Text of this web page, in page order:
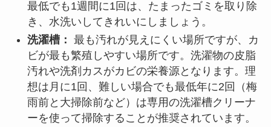
最低でも1週間に1回は、たまったゴミを取り除
き、水洗いしてきれいにしましょう。
洗濯槽： 最も汚れが見えにくい場所ですが、カ
ビが最も繁殖しやすい場所です。洗濯物の皮脂
汚れや洗剤カスがカビの栄養源となります。理
想は月に1回、難しい場合でも最低年に2回（梅
雨前と大掃除前など）は専用の洗濯槽クリーナ
ーを使って掃除することが推奨されています。